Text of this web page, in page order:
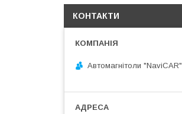
КОНТАКТИ
Автомагнітоли "NaviCAR"